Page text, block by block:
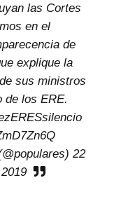
las Cortes
en el
de
explique la
sus ministros
de los ERE.
22